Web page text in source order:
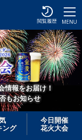
MENU
閲覧履歴
情報をお届け！
もお知らせ
ング
今日開催
花火大会